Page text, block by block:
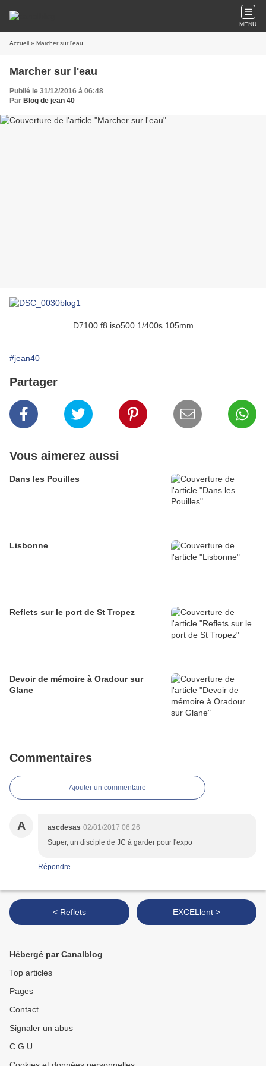
MENU
Accueil » Marcher sur l'eau
Marcher sur l'eau
Publié le 31/12/2016 à 06:48
Par Blog de jean 40
D7100 f8 iso500 1/400s 105mm
#jean40
Partager
Vous aimerez aussi
Dans les Pouilles
Lisbonne
Reflets sur le port de St Tropez
Devoir de mémoire à Oradour sur
Glane
Commentaires
Ajouter un commentaire
A ascdesas 02/01/2017 06:26
Super, un disciple de JC à garder pour l'expo
Répondre
< Reflets EXCELlent >
Hébergé par Canalblog
Top articles
Pages
Contact
Signaler un abus
C.G.U.